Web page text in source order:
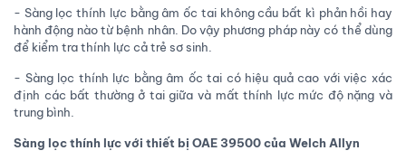
- Sàng lọc thính lực bằng âm ốc tai không cầu bất kì phản hồi hay
hành động nào từ bệnh nhân. Do vậy phương pháp này có thể dùng
để kiểm tra thính lực cả trẻ sơ sinh.
- Sàng lọc thính lực bằng âm ốc tai có hiệu quả cao với việc xác
định các bất thường ở tai giữa và mất thính lực mức độ nặng và
trung bình.
Sàng lọc thính lực với thiết bị OAE 39500 của Welch Allyn